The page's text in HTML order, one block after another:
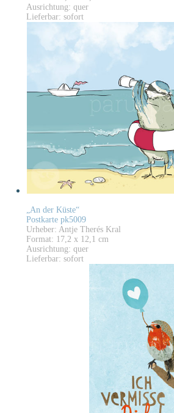
Ausrichtung: quer
Lieferbar: sofort
„An der Küste“
Postkarte pk5009
Urheber: Antje Therés Kral
Format: 17,2 x 12,1 cm
Ausrichtung: quer
Lieferbar: sofort